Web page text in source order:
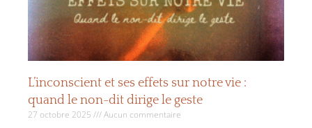
L’inconscient et ses effets sur notre vie :
quand le non-dit dirige le geste
27 octobre 2025 Aucun commentaire